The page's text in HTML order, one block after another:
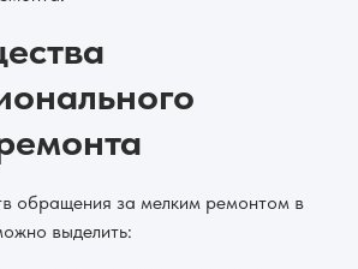
обращения за мелким ремонтом в
выделить: